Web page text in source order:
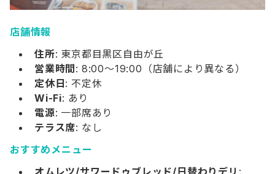
店舗情報
住所: 東京都目黒区自由が丘
営業時間: 8:00～19:00（店舗により異なる）
定休日: 不定休
Wi-Fi: あり
電源: 一部席あり
テラス席: なし
おすすめメニュー
オムレツ/サワードゥブレッド/日替わりデリ :